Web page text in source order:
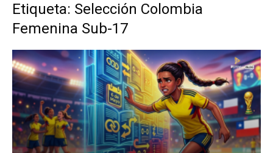
Etiqueta: Selección Colombia
Femenina Sub-17